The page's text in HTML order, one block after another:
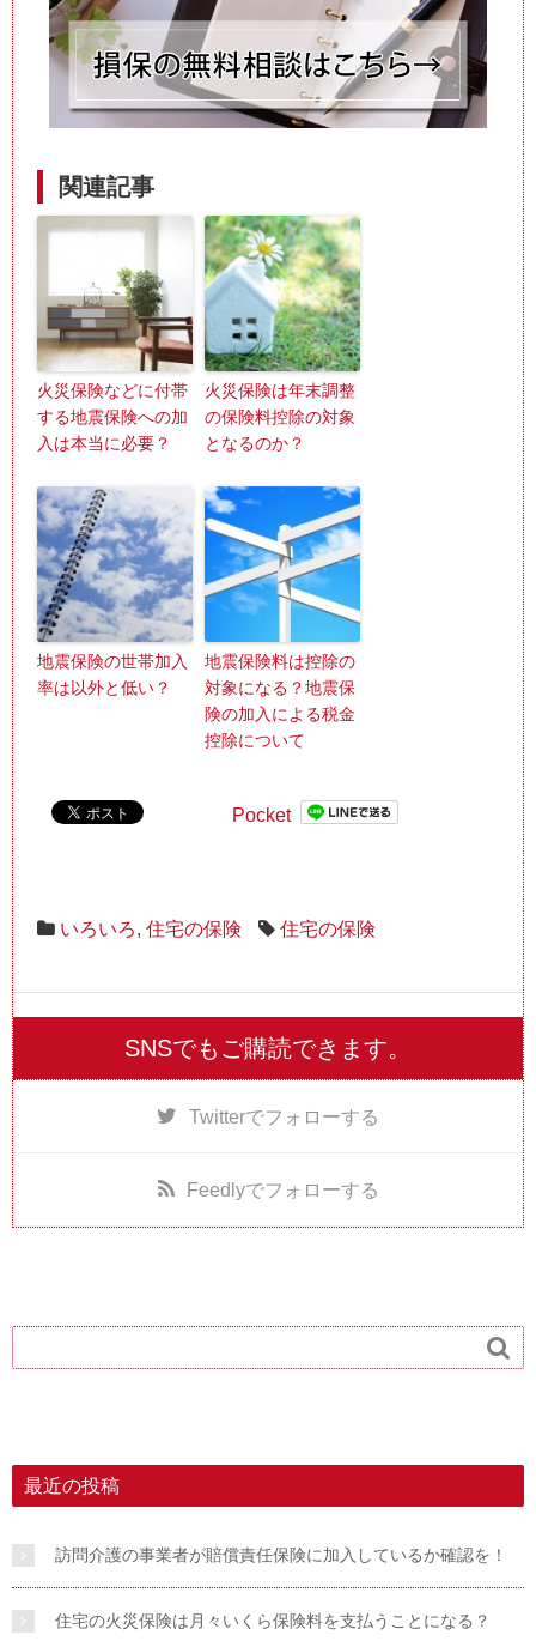
関連記事
火災保険などに付帯
する地震保険への加
入は本当に必要？
火災保険は年末調整
の保険料控除の対象
となるのか？
地震保険の世帯加入
率は以外と低い？
地震保険料は控除の
対象になる？地震保
険の加入による税金
控除について
Pocket
いろいろ, 住宅の保険 住宅の保険
SNSでもご購読できます。
Twitterでフォローする
Feedlyでフォローする

最近の投稿
訪問介護の事業者が賠償責任保険に加入しているか確認を！
住宅の火災保険は月々いくら保険料を支払うことになる？